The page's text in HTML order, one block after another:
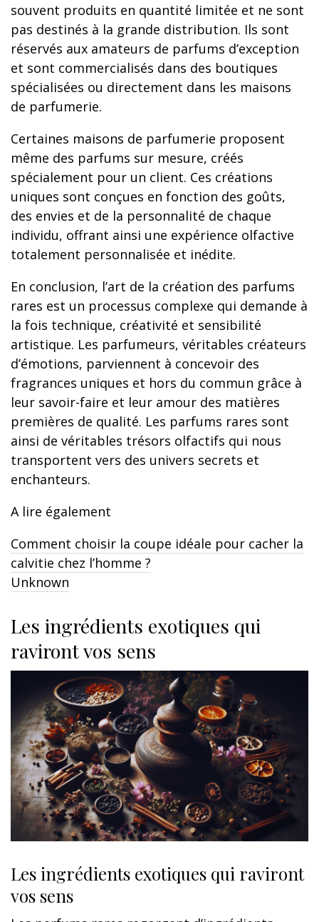
souvent produits en quantité limitée et ne sont
pas destinés à la grande distribution. Ils sont
réservés aux amateurs de parfums d’exception
et sont commercialisés dans des boutiques
spécialisées ou directement dans les maisons
de parfumerie.
Certaines maisons de parfumerie proposent
même des parfums sur mesure, créés
spécialement pour un client. Ces créations
uniques sont conçues en fonction des goûts,
des envies et de la personnalité de chaque
individu, offrant ainsi une expérience olfactive
totalement personnalisée et inédite.
En conclusion, l’art de la création des parfums
rares est un processus complexe qui demande à
la fois technique, créativité et sensibilité
artistique. Les parfumeurs, véritables créateurs
d’émotions, parviennent à concevoir des
fragrances uniques et hors du commun grâce à
leur savoir-faire et leur amour des matières
premières de qualité. Les parfums rares sont
ainsi de véritables trésors olfactifs qui nous
transportent vers des univers secrets et
enchanteurs.
A lire également
Comment choisir la coupe idéale pour cacher la
calvitie chez l’homme ?
Unknown
Les ingrédients exotiques qui
raviront vos sens
Les ingrédients exotiques qui raviront
vos sens